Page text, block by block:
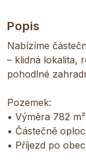
Popis
Nabízíme
– klidná lokalita,
pohodlné
Pozemek:
• Výměra 782
• Částečně
• Příjezd po